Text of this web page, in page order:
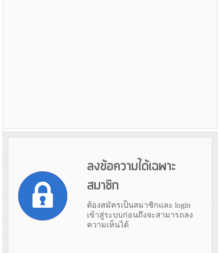
ลงข้อความได้เฉพาะ
สมาชิก
ต้องสมัครเป็นสมาชิกและ login
เข้าสู่ระบบก่อนถึงจะสามารถลง
ความเห็นได้